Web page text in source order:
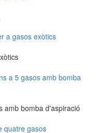
amb bomba d'aspiració